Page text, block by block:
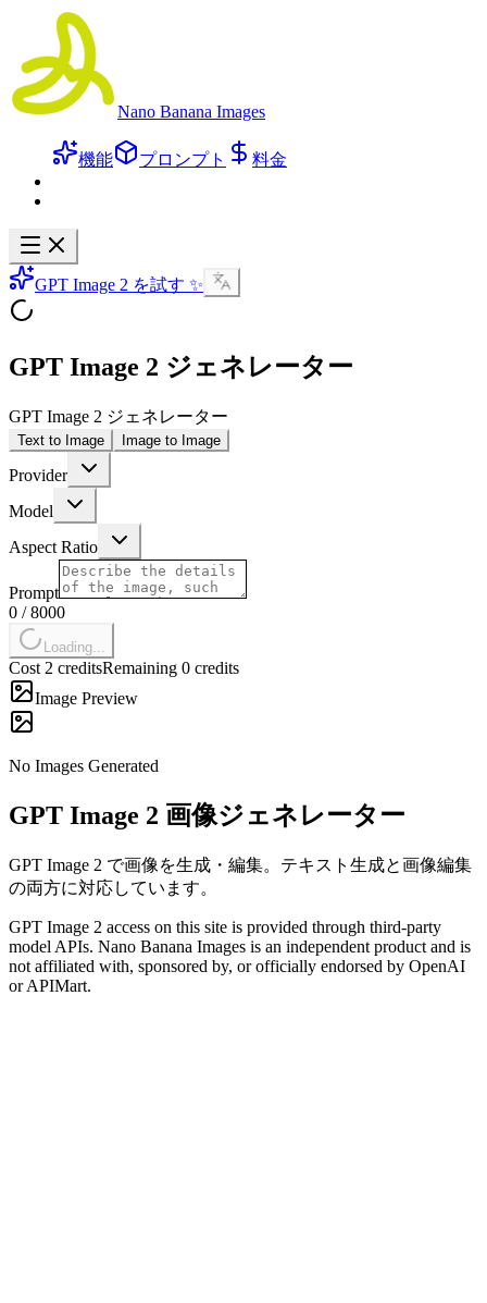
Nano Banana Images
機能 プロンプト 料金
GPT Image 2 を試す ✨
GPT Image 2 ジェネレーター
GPT Image 2 ジェネレーター
Text to Image Image to Image
Provider
Model
Aspect Ratio
Prompt
0 /8000
Loading...
Cost 2 creditsRemaining 0 credits
Image Preview
No Images Generated
GPT Image 2 画像ジェネレーター
GPT Image 2 で画像を生成・編集。テキスト生成と画像編集
の両方に対応しています。
GPT Image 2 access on this site is provided through third-party
model APIs. Nano Banana Images is an independent product and is
not affiliated with, sponsored by, or officially endorsed by OpenAI
or APIMart.